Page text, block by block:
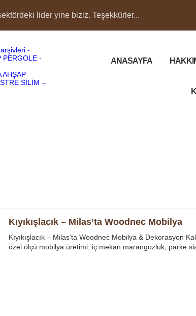
lider yine biziz. Teşekkürler...
ANASAYFA
Kıyıkışlacık – Milas’ta Woodnec Mobilya
Kıyıkışlacık – Milas’ta Woodnec Mobilya & Dekorasyon
özel ölçü mobilya üretimi, iç mekan marangozluk, parke